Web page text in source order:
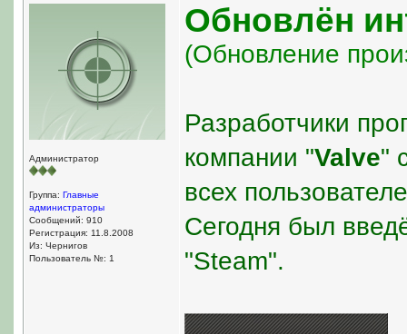
Администратор
Группа: Главные
администраторы
Сообщений: 910
Регистрация: 11.8.2008
Из: Чернигов
Пользователь №: 1
Обновлён
(Обновление
Разработчики
компании "Valve"
всех
Сегодня был
"Steam".